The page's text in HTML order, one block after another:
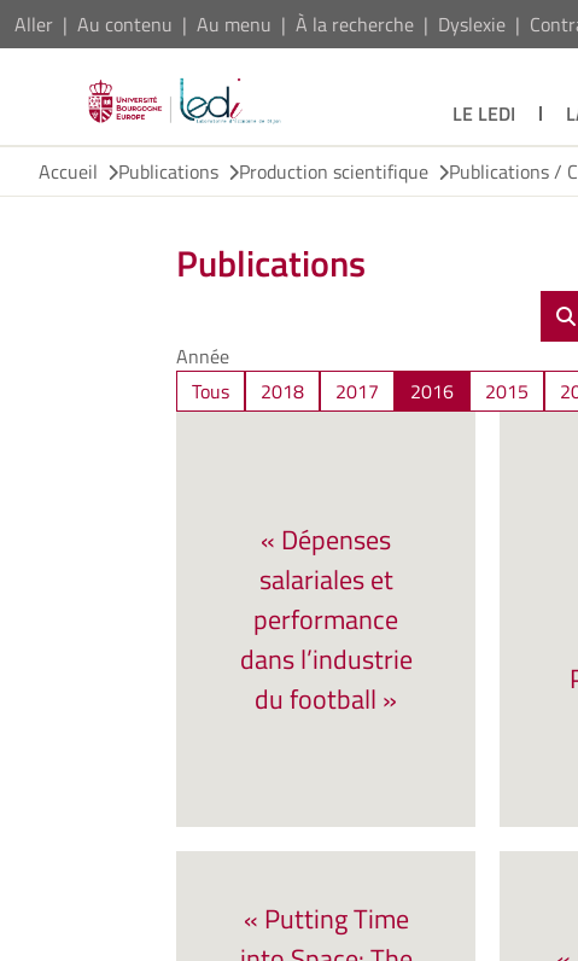
Aller Au contenu Au menu À la recherche Dyslexie
LE LEDI
Accueil
Publications Production scientifique Publications /
Publications
Année
Tous
2018 2017 2016 2015
« Dépenses
salariales et
performance
dans l’industrie
du football »
« Putting Time